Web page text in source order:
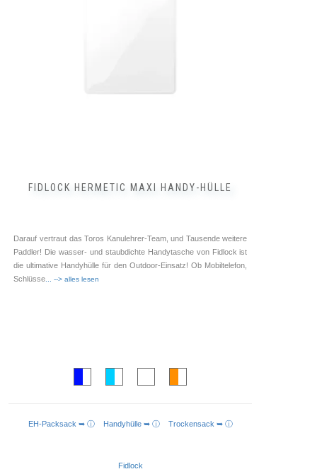
FIDLOCK HERMETIC MAXI HANDY-HÜLLE
Darauf vertraut das Toros Kanulehrer-Team, und Tausende weitere
Paddler! Die wasser- und staubdichte Handytasche von Fidlock ist
die ultimative Handyhülle für den Outdoor-Einsatz! Ob Mobiltelefon,
Schlüsse... --> alles lesen
AUSFÜHRUNG WÄHLEN
EH-Packsack ➥ ⓘ Handyhülle ➥ ⓘ Trockensack ➥ ⓘ
Fidlock